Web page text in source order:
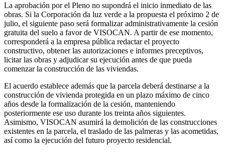
La aprobación por el Pleno no supondrá el inicio inmediato de las
obras. Si la Corporación da luz verde a la propuesta el próximo 2 de
julio, el siguiente paso será formalizar administrativamente la cesión
gratuita del suelo a favor de VISOCAN. A partir de ese momento,
corresponderá a la empresa pública redactar el proyecto
constructivo, obtener las autorizaciones e informes preceptivos,
licitar las obras y adjudicar su ejecución antes de que pueda
comenzar la construcción de las viviendas.
El acuerdo establece además que la parcela deberá destinarse a la
construcción de vivienda protegida en un plazo máximo de cinco
años desde la formalización de la cesión, manteniendo
posteriormente ese uso durante los treinta años siguientes.
Asimismo, VISOCAN asumirá la demolición de las construcciones
existentes en la parcela, el traslado de las palmeras y las acometidas,
así como la ejecución del futuro proyecto residencial.